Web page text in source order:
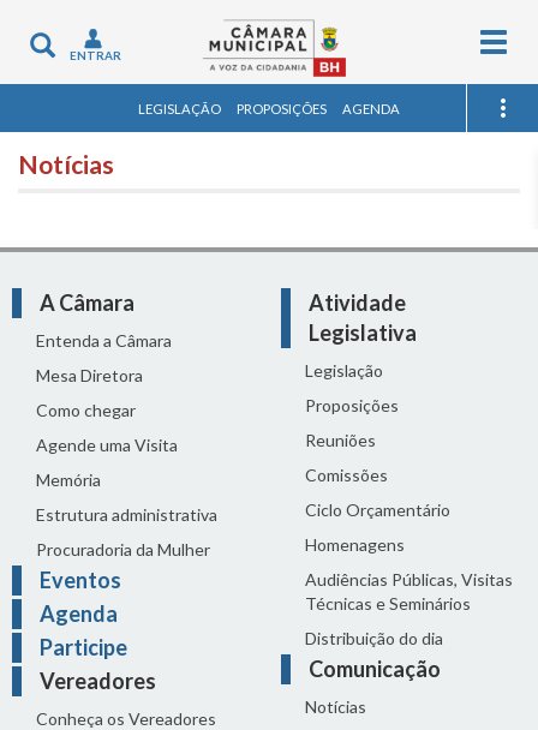
Toggle
navigation
ENTRAR
LEGISLAÇÃO PROPOSIÇÕES AGENDA
Notícias
A Câmara
Entenda a Câmara
Mesa Diretora
Como chegar
Agende uma Visita
Memória
Estrutura administrativa
Procuradoria da Mulher
Eventos
Agenda
Participe
Vereadores
Conheça os Vereadores
Atividade
Legislativa
Legislação
Proposições
Reuniões
Comissões
Ciclo Orçamentário
Homenagens
Audiências Públicas, Visitas
Técnicas e Seminários
Distribuição do dia
Comunicação
Notícias